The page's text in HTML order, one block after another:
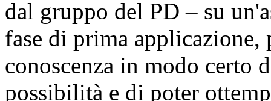
dal gruppo del PD – su
fase di prima
conoscenza in modo certo
possibilità e di poter